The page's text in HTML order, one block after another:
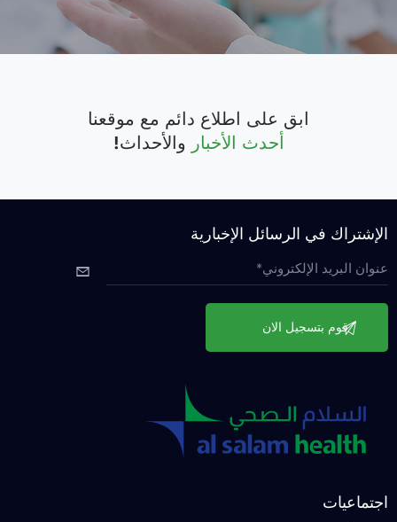
ابق على اطلاع دائم مع موقعنا
أحدث الأخبار والأحداث!
الإشتراك في الرسائل الإخبارية
اجتماعيات